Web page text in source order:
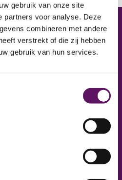
gebruik van onze site
partners voor analyse. Deze
combineren met andere
verstrekt of die zij hebben
gebruik van hun services.